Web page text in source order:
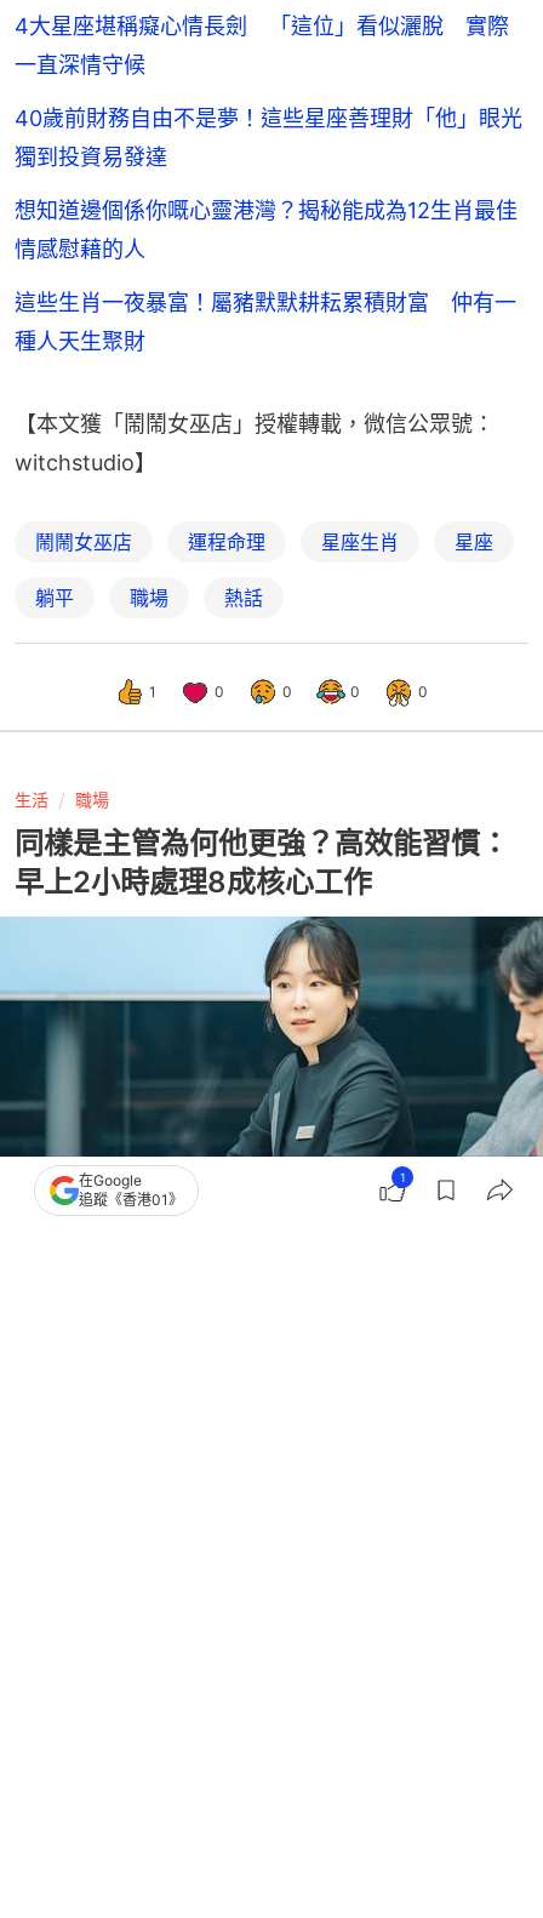
4大星座堪稱癡心情長劍 「這位」看似灑脫 實際
一直深情守候
40歲前財務自由不是夢！這些星座善理財「他」眼光
獨到投資易發達
想知道邊個係你嘅心靈港灣？揭秘能成為12生肖最佳
情感慰藉的人
這些生肖一夜暴富！屬豬默默耕耘累積財富 仲有一
種人天生聚財
【本文獲「鬧鬧女巫店」授權轉載，微信公眾號：
witchstudio】
鬧鬧女巫店 運程命理 星座生肖 星座
躺平 職場 熱話
1 0 0 0 0
生活 職場
同樣是主管為何他更強？高效能習慣：
早上2小時處理8成核心工作
在Google
追蹤《香港01》
1